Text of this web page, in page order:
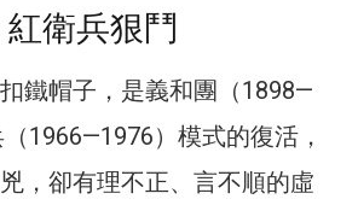
衛兵狠鬥
鐵帽子，是義和團（1898—
1966—1976）模式的復活，
，卻有理不正、言不順的虛